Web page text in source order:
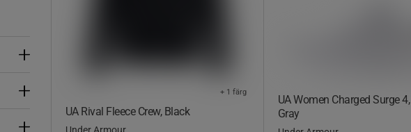
UA Rival Fleece Crew, Black
+ 1 färg
UA Women Charged Surge 4,
Gray